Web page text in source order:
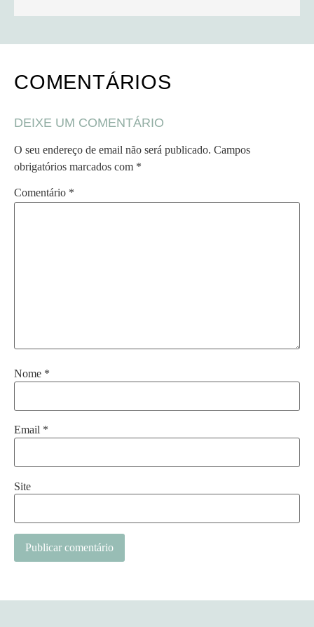
COMENTÁRIOS
DEIXE UM COMENTÁRIO
O seu endereço de email não será publicado. Campos
obrigatórios marcados com *
Comentário *
Nome *
Email *
Site